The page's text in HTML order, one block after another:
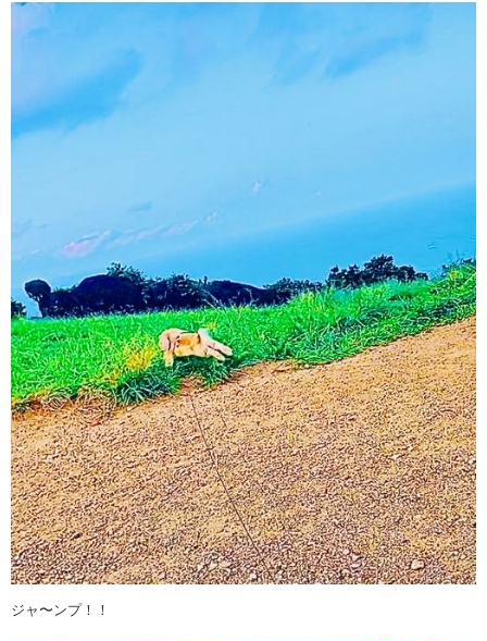
ジャ〜ンプ！！